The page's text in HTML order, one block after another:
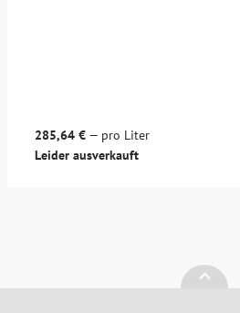
285,64 € — pro Liter
Leider ausverkauft